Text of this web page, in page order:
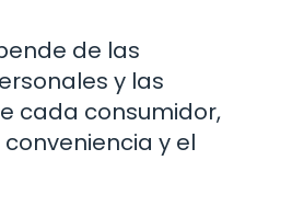
de las
y las
cada consumidor,
y el